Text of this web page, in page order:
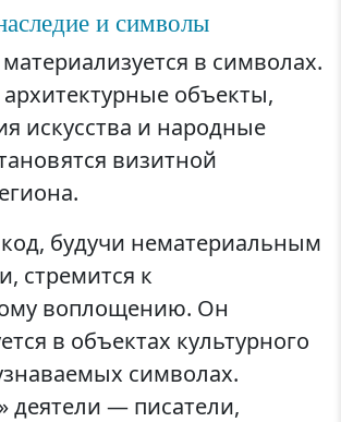
и символы
в символах.
объекты,
искусства и народные
визитной
будучи нематериальным
стремится к
воплощению. Он
в объектах культурного
символах.
деятели — писатели,